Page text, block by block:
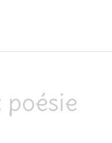
poésie